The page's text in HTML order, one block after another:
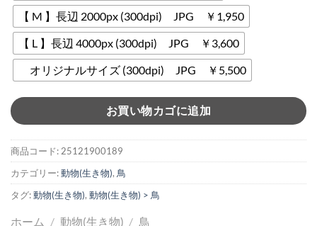
【 M 】長辺 2000px (300dpi) JPG ￥1,950
【 L 】長辺 4000px (300dpi) JPG ￥3,600
オリジナルサイズ (300dpi) JPG ￥5,500
お買い物カゴに追加
商品コード: 25121900189
カテゴリー:動物(生き物), 鳥
タグ:動物(生き物), 動物(生き物) > 鳥
ホーム / 動物(生き物) / 鳥